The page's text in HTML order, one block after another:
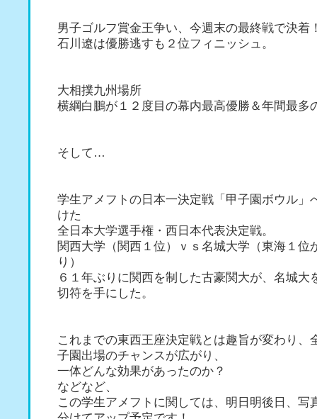
男子ゴルフ賞金王争い、今週末の最終戦で決着
石川遼は優勝逃すも２位フィニッシュ。
大相撲九州場所
横綱白鵬が１２度目の幕内最高優勝＆年間最多
そして…
学生アメフトの日本一決定戦「甲子園ボウル」
けた
全日本大学選手権・西日本代表決定戦。
関西大学（関西１位）ｖｓ名城大学（東海１位
り）
６１年ぶりに関西を制した古豪関大が、名城大
切符を手にした。
これまでの東西王座決定戦とは趣旨が変わり、
子園出場のチャンスが広がり、
一体どんな効果があったのか？
などなど、
この学生アメフトに関しては、明日明後日、写